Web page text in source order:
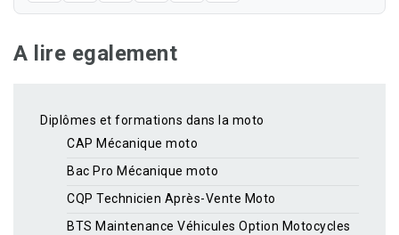
A lire egalement
Diplômes et formations dans la moto
CAP Mécanique moto
Bac Pro Mécanique moto
CQP Technicien Après-Vente Moto
BTS Maintenance Véhicules Option Motocycles